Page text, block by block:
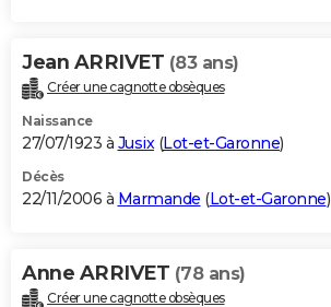
Jean ARRIVET (83 ans)
Créer une cagnotte obsèques
Naissance
27/07/1923 à Jusix(Lot-et-Garonne)
Décès
22/11/2006 à Marmande (Lot-et-Garonne)
Anne ARRIVET (78 ans)
Créer une cagnotte obsèques